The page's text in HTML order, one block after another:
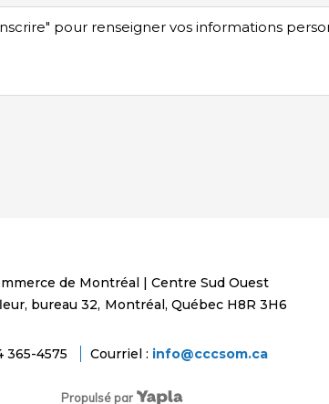
pour renseigner vos informations
de Montréal | Centre Sud Ouest
bureau 32, Montréal, Québec H8R 3H6
365-4575 Courriel : info@cccsom.ca
Propulsé par